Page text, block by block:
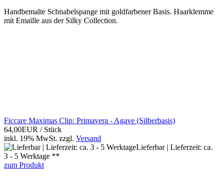
Handbemalte Schnabelspange mit goldfarbener Basis. Haarklemme
mit Emaille aus der Silky Collection.
Ficcare Maximas Clip: Primavera - Agave (Silberbasis)
64,00EUR / Stück
inkl. 19% MwSt. zzgl. Versand
Lieferbar | Lieferzeit: ca.
3 - 5 Werktage **
zum Produkt